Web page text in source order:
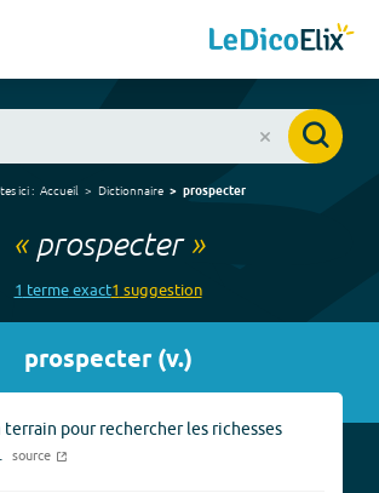
ici : Accueil Dictionnaire prospecter
« prospecter»
1 termeexact1 suggestion
prospecter(v.)
pour rechercher les richesses
source